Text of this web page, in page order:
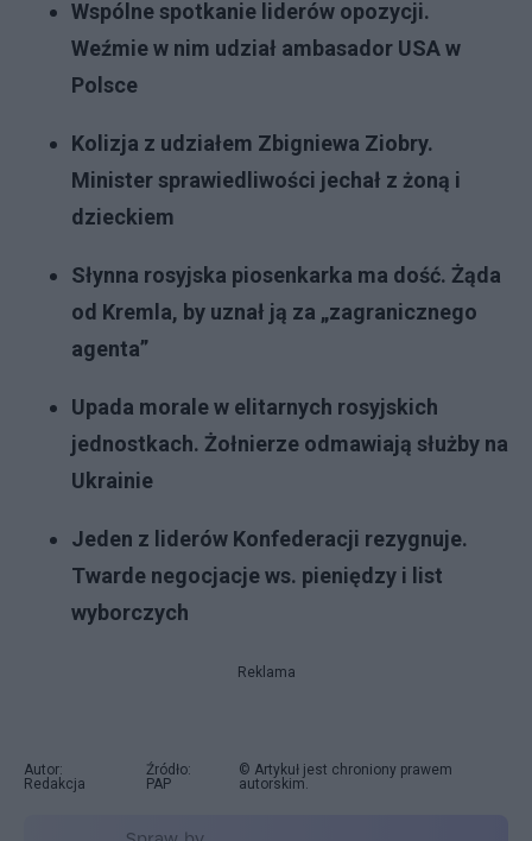
Wspólne spotkanie liderów opozycji.
Weźmie w nim udział ambasador USA w
Polsce
Kolizja z udziałem Zbigniewa Ziobry.
Minister sprawiedliwości jechał z żoną i
dzieckiem
Słynna rosyjska piosenkarka ma dość. Żąda
od Kremla, by uznał ją za „zagranicznego
agenta”
Upada morale w elitarnych rosyjskich
jednostkach. Żołnierze odmawiają służby na
Ukrainie
Jeden z liderów Konfederacji rezygnuje.
Twarde negocjacje ws. pieniędzy i list
wyborczych
Reklama
Autor:
Redakcja
Źródło:
PAP
© Artykuł jest chroniony prawem
autorskim.